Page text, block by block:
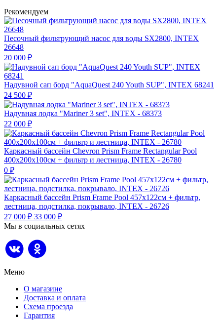
Рекомендуем
Песочный фильтрующий насос для воды SX2800, INTEX
26648
20 000 ₽
Надувной сап борд "AquaQuest 240 Youth SUP", INTEX 68241
24 500 ₽
Надувная лодка "Mariner 3 set", INTEX - 68373
22 000 ₽
Каркасный бассейн Chevron Prism Frame Rectangular Pool
400х200х100см + фильтр и лестница, INTEX - 26780
0 ₽
Каркасный бассейн Prism Frame Pool 457х122см + фильтр,
лестница, подстилка, покрывало, INTEX - 26726
27 000 ₽ 33 000 ₽
Мы в социальных сетях
Меню
О магазине
Доставка и оплата
Схема проезда
Гарантия